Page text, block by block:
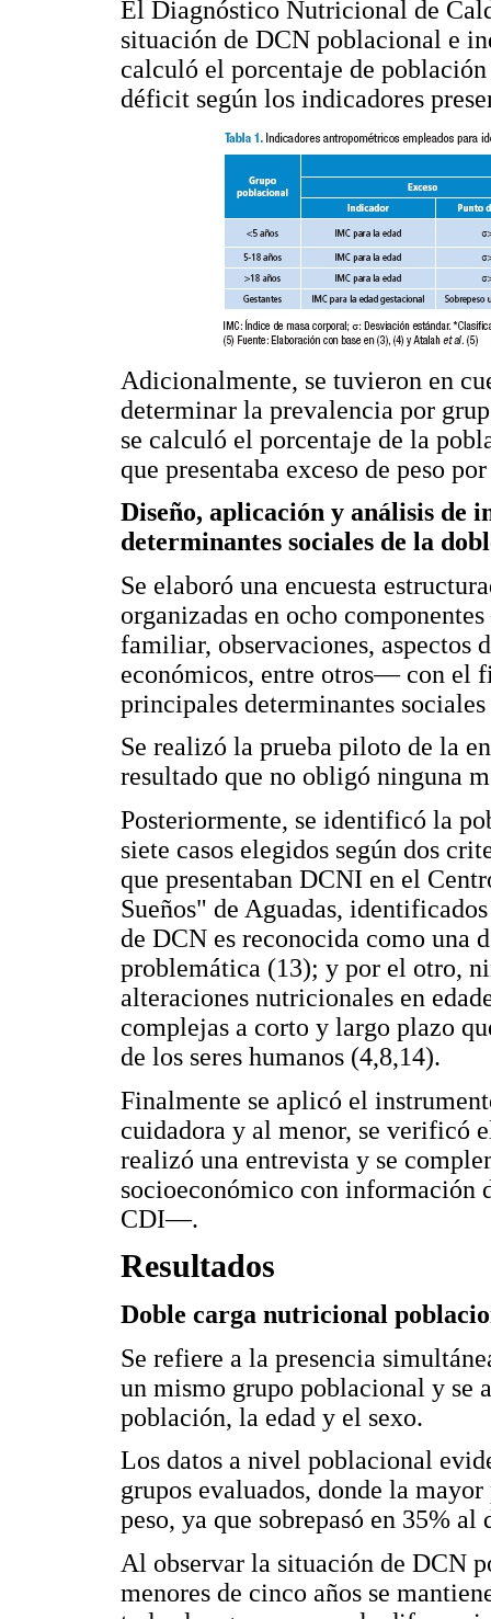
El Diagnóstico Nutricional de
situación de DCN poblacional e
calculó el porcentaje de
déficit según los indicadores
Adicionalmente, se tuvieron en
determinar la prevalencia por
se calculó el porcentaje de la
que presentaba exceso de peso
Diseño, aplicación y análisis de
determinantes sociales de la
Se elaboró una encuesta
organizadas en ocho
familiar, observaciones, aspectos
económicos, entre otros— con el
principales determinantes
Se realizó la prueba piloto de la
resultado que no obligó ninguna
Posteriormente, se identificó la
siete casos elegidos según dos
que presentaban DCNI en el
Sueños" de Aguadas,
de DCN es reconocida como una
problemática (13); y por el otro,
alteraciones nutricionales en
complejas a corto y largo plazo
de los seres humanos (4,8,14).
Finalmente se aplicó el
cuidadora y al menor, se verificó
realizó una entrevista y se
socioeconómico con información
CDI—.
Resultados
Doble carga nutricional
Se refiere a la presencia
un mismo grupo poblacional y se
población, la edad y el sexo.
Los datos a nivel poblacional
grupos evaluados, donde la
peso, ya que sobrepasó en 35% al
Al observar la situación de DCN
menores de cinco años se